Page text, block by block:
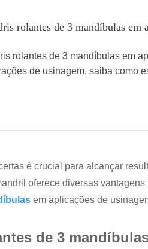
rolantes de 3 mandíbulas em
rolantes de 3 mandíbulas em
de usinagem, saiba
é crucial para alcançar
oferece diversas
em aplicações de
de 3